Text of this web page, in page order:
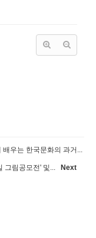
우는 한국문화의 과거...
그림공모전' 및... Next